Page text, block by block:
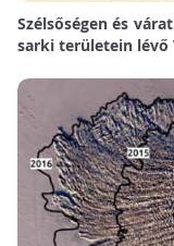
Szélsőségen és
sarki területein lévő